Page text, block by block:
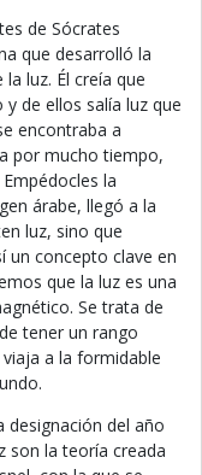
de Sócrates
que desarrolló la
luz. Él creía que
de ellos salía luz que
encontraba a
por mucho tiempo,
la
árabe, llegó a la
luz, sino que
un concepto clave en
que la luz es una
Se trata de
tener un rango
a la formidable
designación del año
son la teoría creada